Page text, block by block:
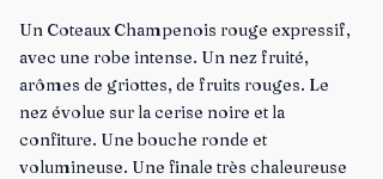
Un Coteaux Champenois rouge expressif,
avec une robe intense. Un nez fruité,
arômes de griottes, de fruits rouges. Le
nez évolue sur la cerise noire et la
confiture. Une bouche ronde et
volumineuse. Une finale très chaleureuse